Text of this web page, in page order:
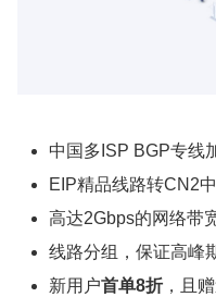
中国多ISP BGP专线
EIP精品线路转CN2
高达2Gbps的网络带
线路分组，保证高峰
新用户首单8折 ，且